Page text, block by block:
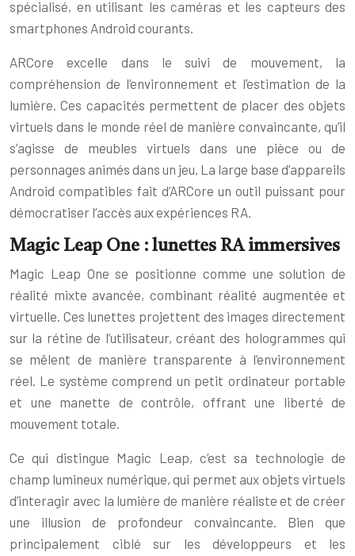
spécialisé, en utilisant les caméras et les capteurs des
smartphones Android courants.
ARCore excelle dans le suivi de mouvement, la
compréhension de l’environnement et l’estimation de la
lumière. Ces capacités permettent de placer des objets
virtuels dans le monde réel de manière convaincante, qu’il
s’agisse de meubles virtuels dans une pièce ou de
personnages animés dans un jeu. La large base d’appareils
Android compatibles fait d’ARCore un outil puissant pour
démocratiser l’accès aux expériences RA.
Magic Leap One : lunettes RA immersives
Magic Leap One se positionne comme une solution de
réalité mixte avancée, combinant réalité augmentée et
virtuelle. Ces lunettes projettent des images directement
sur la rétine de l’utilisateur, créant des hologrammes qui
se mêlent de manière transparente à l’environnement
réel. Le système comprend un petit ordinateur portable
et une manette de contrôle, offrant une liberté de
mouvement totale.
Ce qui distingue Magic Leap, c’est sa technologie de
champ lumineux numérique, qui permet aux objets virtuels
d’interagir avec la lumière de manière réaliste et de créer
une illusion de profondeur convaincante. Bien que
principalement ciblé sur les développeurs et les